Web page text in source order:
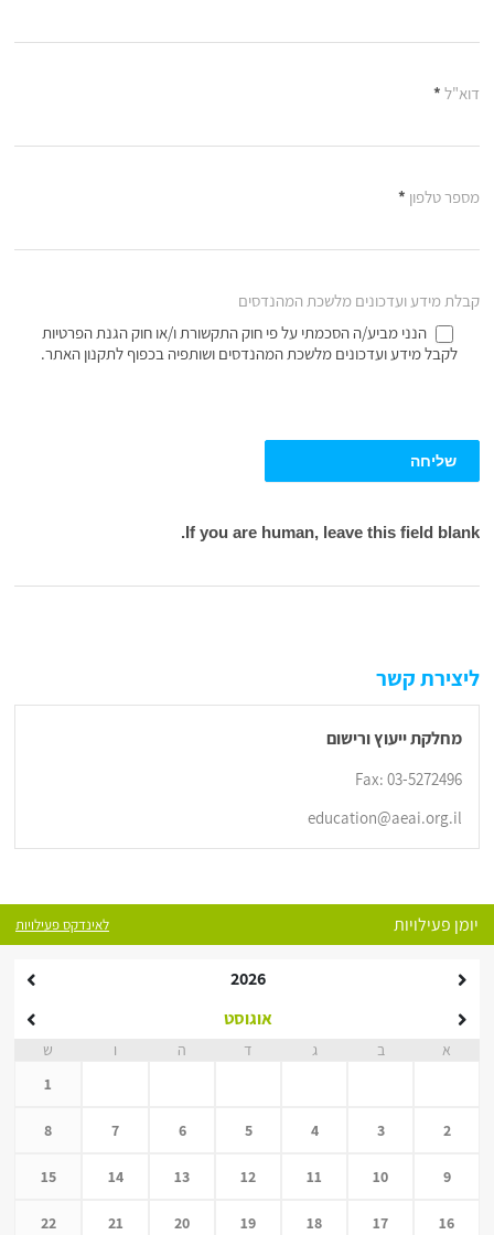
דוא"ל *
מספר טלפון *
קבלת מידע ועדכונים מלשכת המהנדסים
הנני מביע/ה הסכמתי על פי חוק התקשורת ו/או חוק הגנת הפרטיות
לקבל מידע ועדכונים מלשכת המהנדסים ושותפיה בכפוף לתקנון האתר.
שליחה
If you are human, leave this field blank.
ליצירת קשר
מחלקת ייעוץ ורישום
Fax: 03-5272496
education@aeai.org.il
יומן פעילויות לאינדקס פעילויות
2026
אוגוסט
א ב ג ד ה ו
ש
1
2
3
4
5
6
7
8
9
10
11
12
13
14
15
16
17
18
19
20
21
22